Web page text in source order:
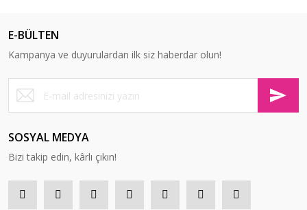
E-BÜLTEN
Kampanya ve duyurulardan ilk siz haberdar olun!
SOSYAL MEDYA
Bizi takip edin, kârlı çıkın!